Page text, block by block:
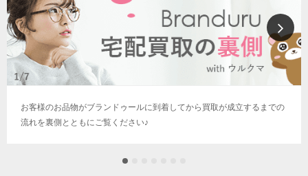
お客様のお品物がブランドゥールに到着してから買取が成立するまでの
流れを裏側とともにご覧ください♪